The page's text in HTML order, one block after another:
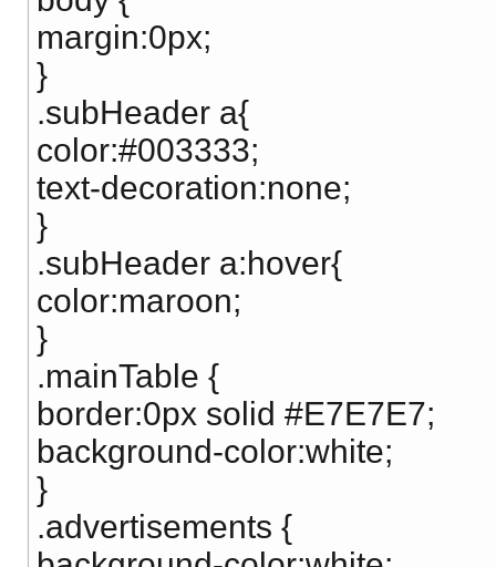
margin:0px;
}
.subHeader a{
color:#003333;
text-decoration:none;
}
.subHeader a:hover{
color:maroon;
}
.mainTable {
border:0px solid #E7E7E7;
background-color:white;
}
.advertisements {